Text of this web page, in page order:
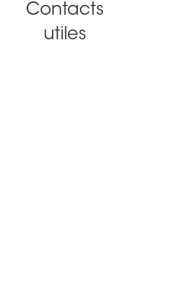
Contacts
utiles